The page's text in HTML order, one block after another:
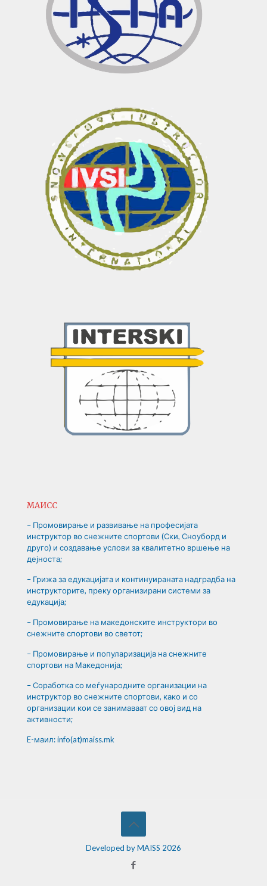
МАИСС
– Промовирање и развивање на професијата
инструктор во снежните спортови (Ски, Сноуборд и
друго) и создавање услови за квалитетно вршење на
дејноста;
– Грижа за едукацијата и континуираната надградба на
инструкторите, преку организирани системи за
едукација;
– Промовирање на македонските инструктори во
снежните спортови во светот;
– Промовирање и популаризација на снежните
спортови на Македонија;
– Соработка со меѓународните организации на
инструктор во снежните спортови, како и со
организации кои се занимаваат со овој вид на
активности;
E-маил: info(at)maiss.mk
Developed by MAISS 2026